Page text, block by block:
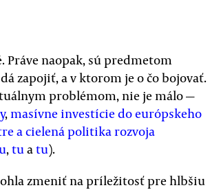
Práve naopak, sú predmetom
zapojiť, a v ktorom je o čo bojovať.
problémom, nie je málo —
,masívne investície do európskeho
a cielená politika rozvoja
,tuatu).
zmeniť na príležitosť pre hlbšiu